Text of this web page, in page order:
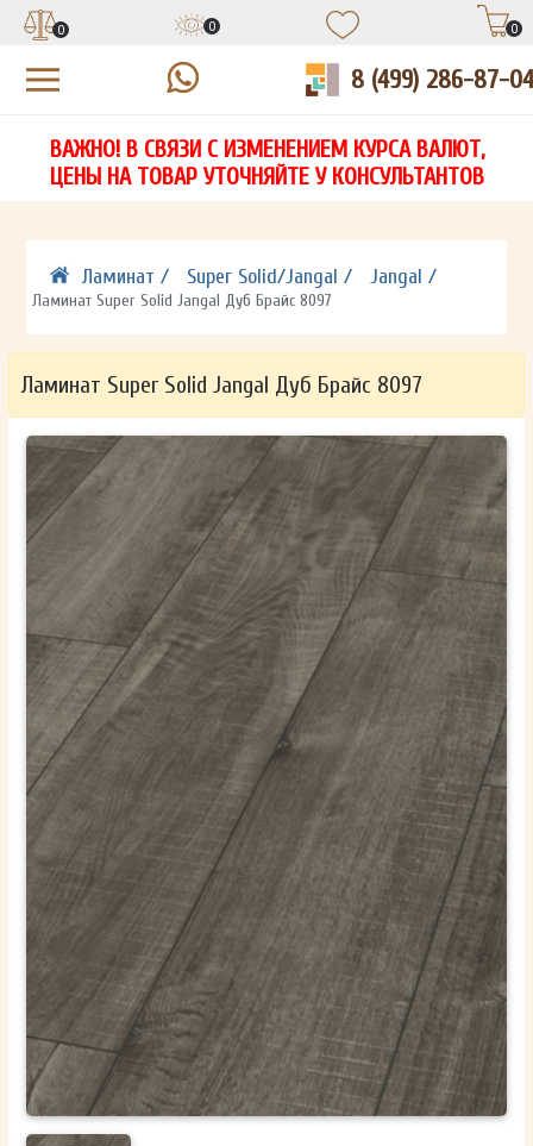
НА
СВЯЖЕТСЯ С ВАМИ В ТЕЧЕНИЕ 15 МИНУТ
ОТПРАВИТЬ
Ваши данные не будут переданы третьим лицам
ЗАПОЛНИТЕ ФОРМУ И НАШ МЕНЕДЖЕР
СВЯЖЕТСЯ С ВАМИ В ТЕЧЕНИЕ 15 МИНУТ
ОТПРАВИТЬ
Ваши данные не будут переданы третьим лицам
ЗАПОЛНИТЕ ФОРМУ И НАШ МЕНЕДЖЕР
СВЯЖЕТСЯ С ВАМИ В ТЕЧЕНИЕ 15 МИНУТ
ОТПРАВИТЬ
Ваши данные не будут переданы третьим лицам
0 0 0
8 (499) 286-87-04
ВАЖНО! В СВЯЗИ С ИЗМЕНЕНИЕМ КУРСА ВАЛЮТ,
ЦЕНЫ НА ТОВАР УТОЧНЯЙТЕ У КОНСУЛЬТАНТОВ
Ламинат / Super Solid/Jangal / Jangal /
Ламинат Super Solid Jangal Дуб Брайс 8097
Ламинат Super Solid Jangal Дуб Брайс 8097